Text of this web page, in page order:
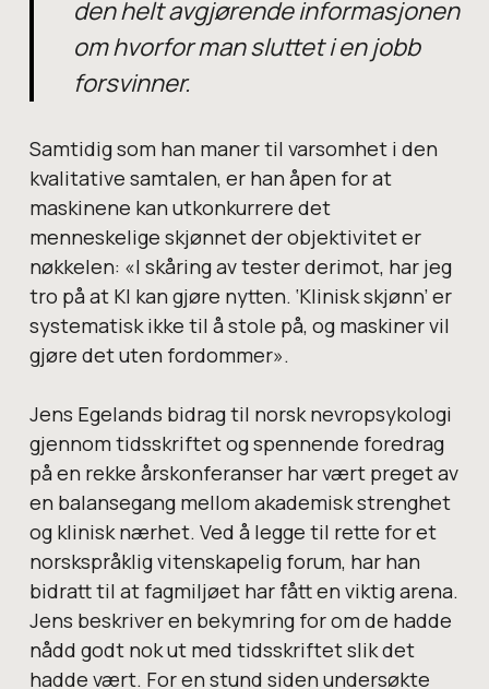
den helt avgjørende informasjonen
om hvorfor man sluttet i en jobb
forsvinner.
Samtidig som han maner til varsomhet i den
kvalitative samtalen, er han åpen for at
maskinene kan utkonkurrere det
menneskelige skjønnet der objektivitet er
nøkkelen: «I skåring av tester derimot, har jeg
tro på at KI kan gjøre nytten. ‘Klinisk skjønn’ er
systematisk ikke til å stole på, og maskiner vil
gjøre det uten fordommer».
Jens Egelands bidrag til norsk nevropsykologi
gjennom tidsskriftet og spennende foredrag
på en rekke årskonferanser har vært preget av
en balansegang mellom akademisk strenghet
og klinisk nærhet. Ved å legge til rette for et
norskspråklig vitenskapelig forum, har han
bidratt til at fagmiljøet har fått en viktig arena.
Jens beskriver en bekymring for om de hadde
nådd godt nok ut med tidsskriftet slik det
hadde vært. For en stund siden undersøkte